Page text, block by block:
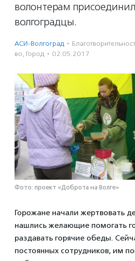
волонтерам
волгоградцы.
АСИ-Волгоград ·
во, Город · 02.05.2017
Фото: проект «Доброта на Волге»
Горожане начали жертвовать
нашлись желающие помогать
раздавать горячие обеды.
постоянных сотрудников, им